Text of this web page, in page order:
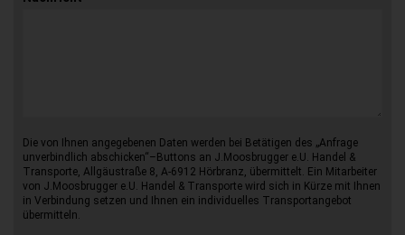
Die von Ihnen angegebenen Daten werden bei Betätigen des „Anfrage
unverbindlich abschicken“–Buttons an J.Moosbrugger e.U. Handel &
Transporte, Allgäustraße 8, A-6912 Hörbranz, übermittelt. Ein Mitarbeiter
von J.Moosbrugger e.U. Handel & Transporte wird sich in Kürze mit Ihnen
in Verbindung setzen und Ihnen ein individuelles Transportangebot
übermitteln.